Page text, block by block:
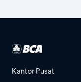
Kantor Pusat